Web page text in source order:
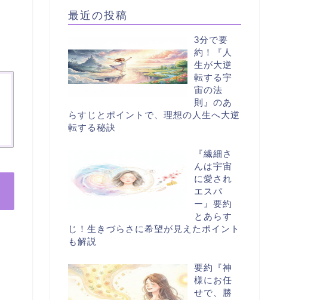
最近の投稿
3分で要
約！『人
生が大逆
転する宇
宙の法
則』のあ
らすじとポイントで、理想の人生へ大逆
転する秘訣
『繊細さ
んは宇宙
に愛され
エスパ
ー』要約
とあらす
じ！生きづらさに希望が見えたポイント
も解説
要約『神
様にお任
せで、勝